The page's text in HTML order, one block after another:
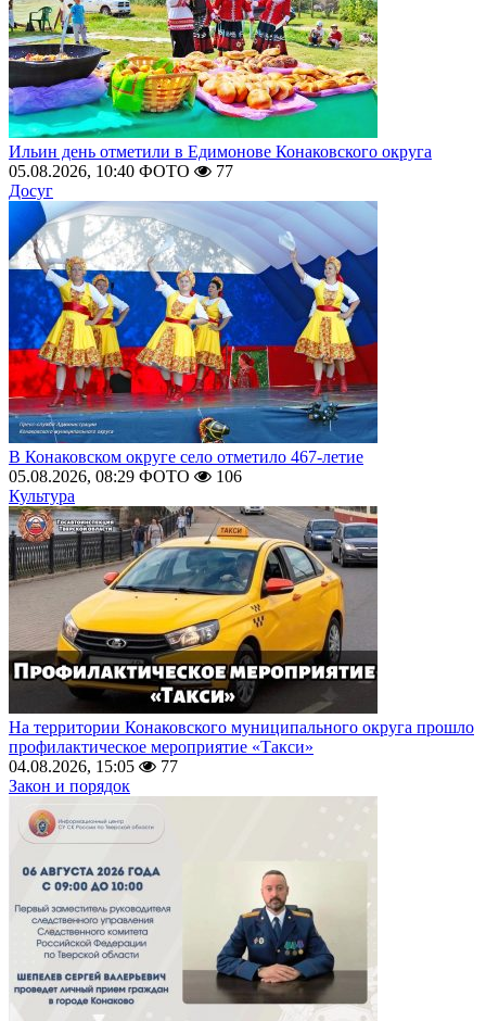
Ильин день отметили в Едимонове Конаковского округа
05.08.2026, 10:40 ФОТО
77
Досуг
В Конаковском округе село отметило 467-летие
05.08.2026, 08:29 ФОТО
106
Культура
На территории Конаковского муниципального округа прошло
профилактическое мероприятие «Такси»
04.08.2026, 15:05
77
Закон и порядок